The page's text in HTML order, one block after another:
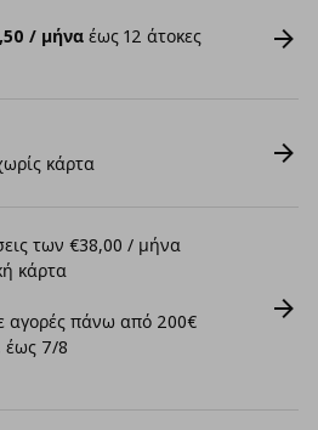
/ μήνα έως 12 άτοκες
κάρτα
των €38,00 / μήνα
κάρτα
αγορές πάνω από 200€
έως 7/8